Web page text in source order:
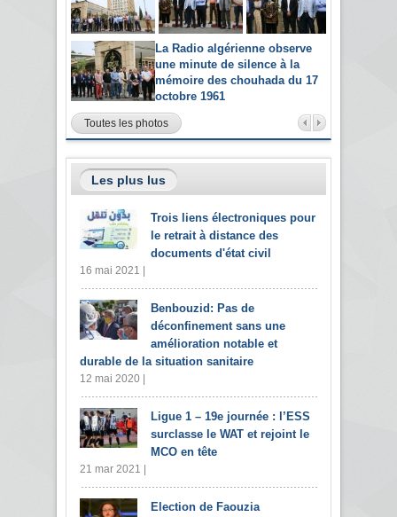
La Radio algérienne observe
une minute de silence à la
mémoire des chouhada du 17
octobre 1961
Toutes les photos
Les plus lus
Trois liens électroniques pour
le retrait à distance des
documents d'état civil
16 mai 2021 |
Benbouzid: Pas de
déconfinement sans une
amélioration notable et
durable de la situation sanitaire
12 mai 2020 |
Ligue 1 – 19e journée : l’ESS
surclasse le WAT et rejoint le
MCO en tête
21 mar 2021 |
Election de Faouzia